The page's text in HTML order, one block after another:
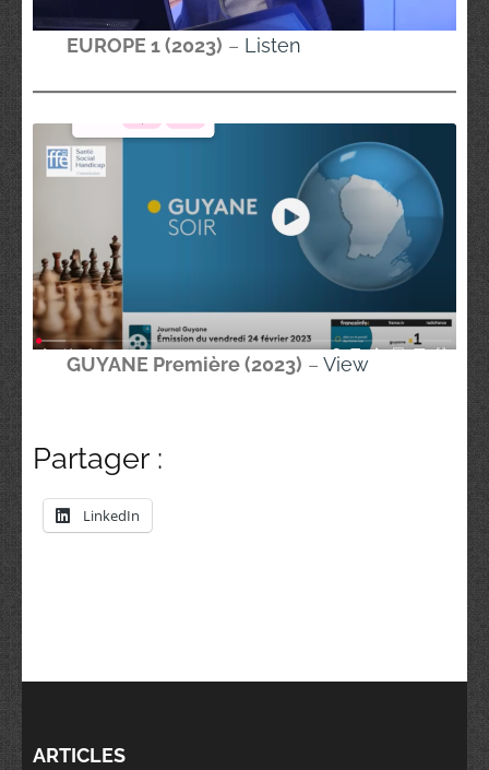
EUROPE 1 (2023) – Listen
GUYANE Première (2023) –View
Partager :
LinkedIn
ARTICLES